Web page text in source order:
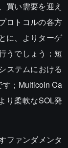
買い需要を迎え
ロトコルの各方
に、よりターゲ
うでしょう；短
ステムにおける
す；Multicoin Ca
り柔軟なSOL発
ファンダメンタ